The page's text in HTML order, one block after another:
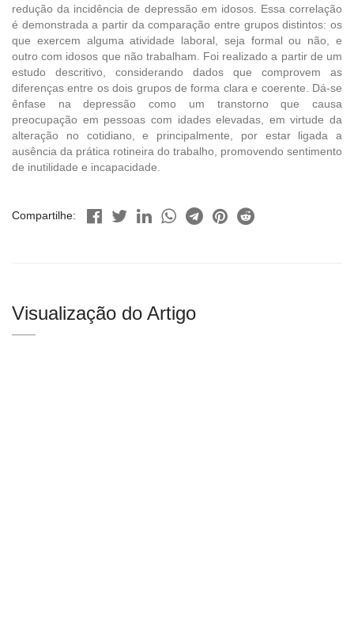
redução da incidência de depressão em idosos. Essa correlação
é demonstrada a partir da comparação entre grupos distintos: os
que exercem alguma atividade laboral, seja formal ou não, e
outro com idosos que não trabalham. Foi realizado a partir de um
estudo descritivo, considerando dados que comprovem as
diferenças entre os dois grupos de forma clara e coerente. Dá-se
ênfase na depressão como um transtorno que causa
preocupação em pessoas com idades elevadas, em virtude da
alteração no cotidiano, e principalmente, por estar ligada a
ausência da prática rotineira do trabalho, promovendo sentimento
de inutilidade e incapacidade.
Compartilhe:
Visualização do Artigo